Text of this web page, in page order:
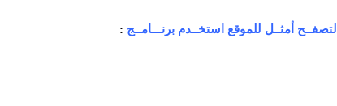
لتصفــح أمثــل للموقع استخــدم برنـــامــج :